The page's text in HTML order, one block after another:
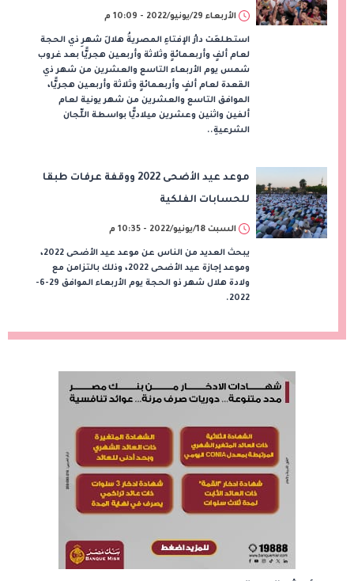
الأربعاء 29/يونيو/2022 - 10:09 م
استطلعَت دارُ الإفتاءِ المصريةُ هلالَ شهرِ ذي الحجة
لعام ألفٍ وأربعمائةٍ وثلاثة وأربعين هجريًّا بعد غروب
شمس يوم الأربعاء التاسع والعشرين من شهر ذي
القعدة لعام ألفٍ وأربعمائةٍ وثلاثة وأربعين هجريًّا،
الموافق التاسع والعشرين من شهر يونية لعام
ألفين واثنين وعشرين ميلاديًّا بواسطة اللِّجان
الشرعيةِ..
موعد عيد الأضحى 2022 ووقفة عرفات طبقا
للحسابات الفلكية
السبت 18/يونيو/2022 - 10:35 م
يبحث العديد من الناس عن موعد عيد الأضحى 2022،
وموعد إجازة عيد الأضحى 2022، وذلك بالتزامن مع
ولادة هلال شهر ذو الحجة يوم الأربعاء الموافق 29-6-
2022.